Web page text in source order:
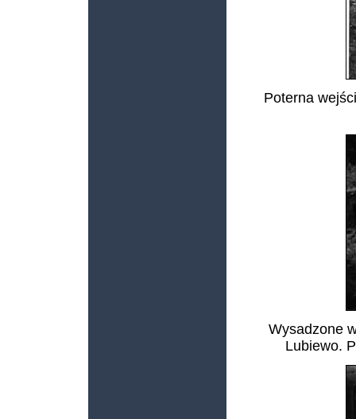
Poterna
Wysadzone
Lubiewo.